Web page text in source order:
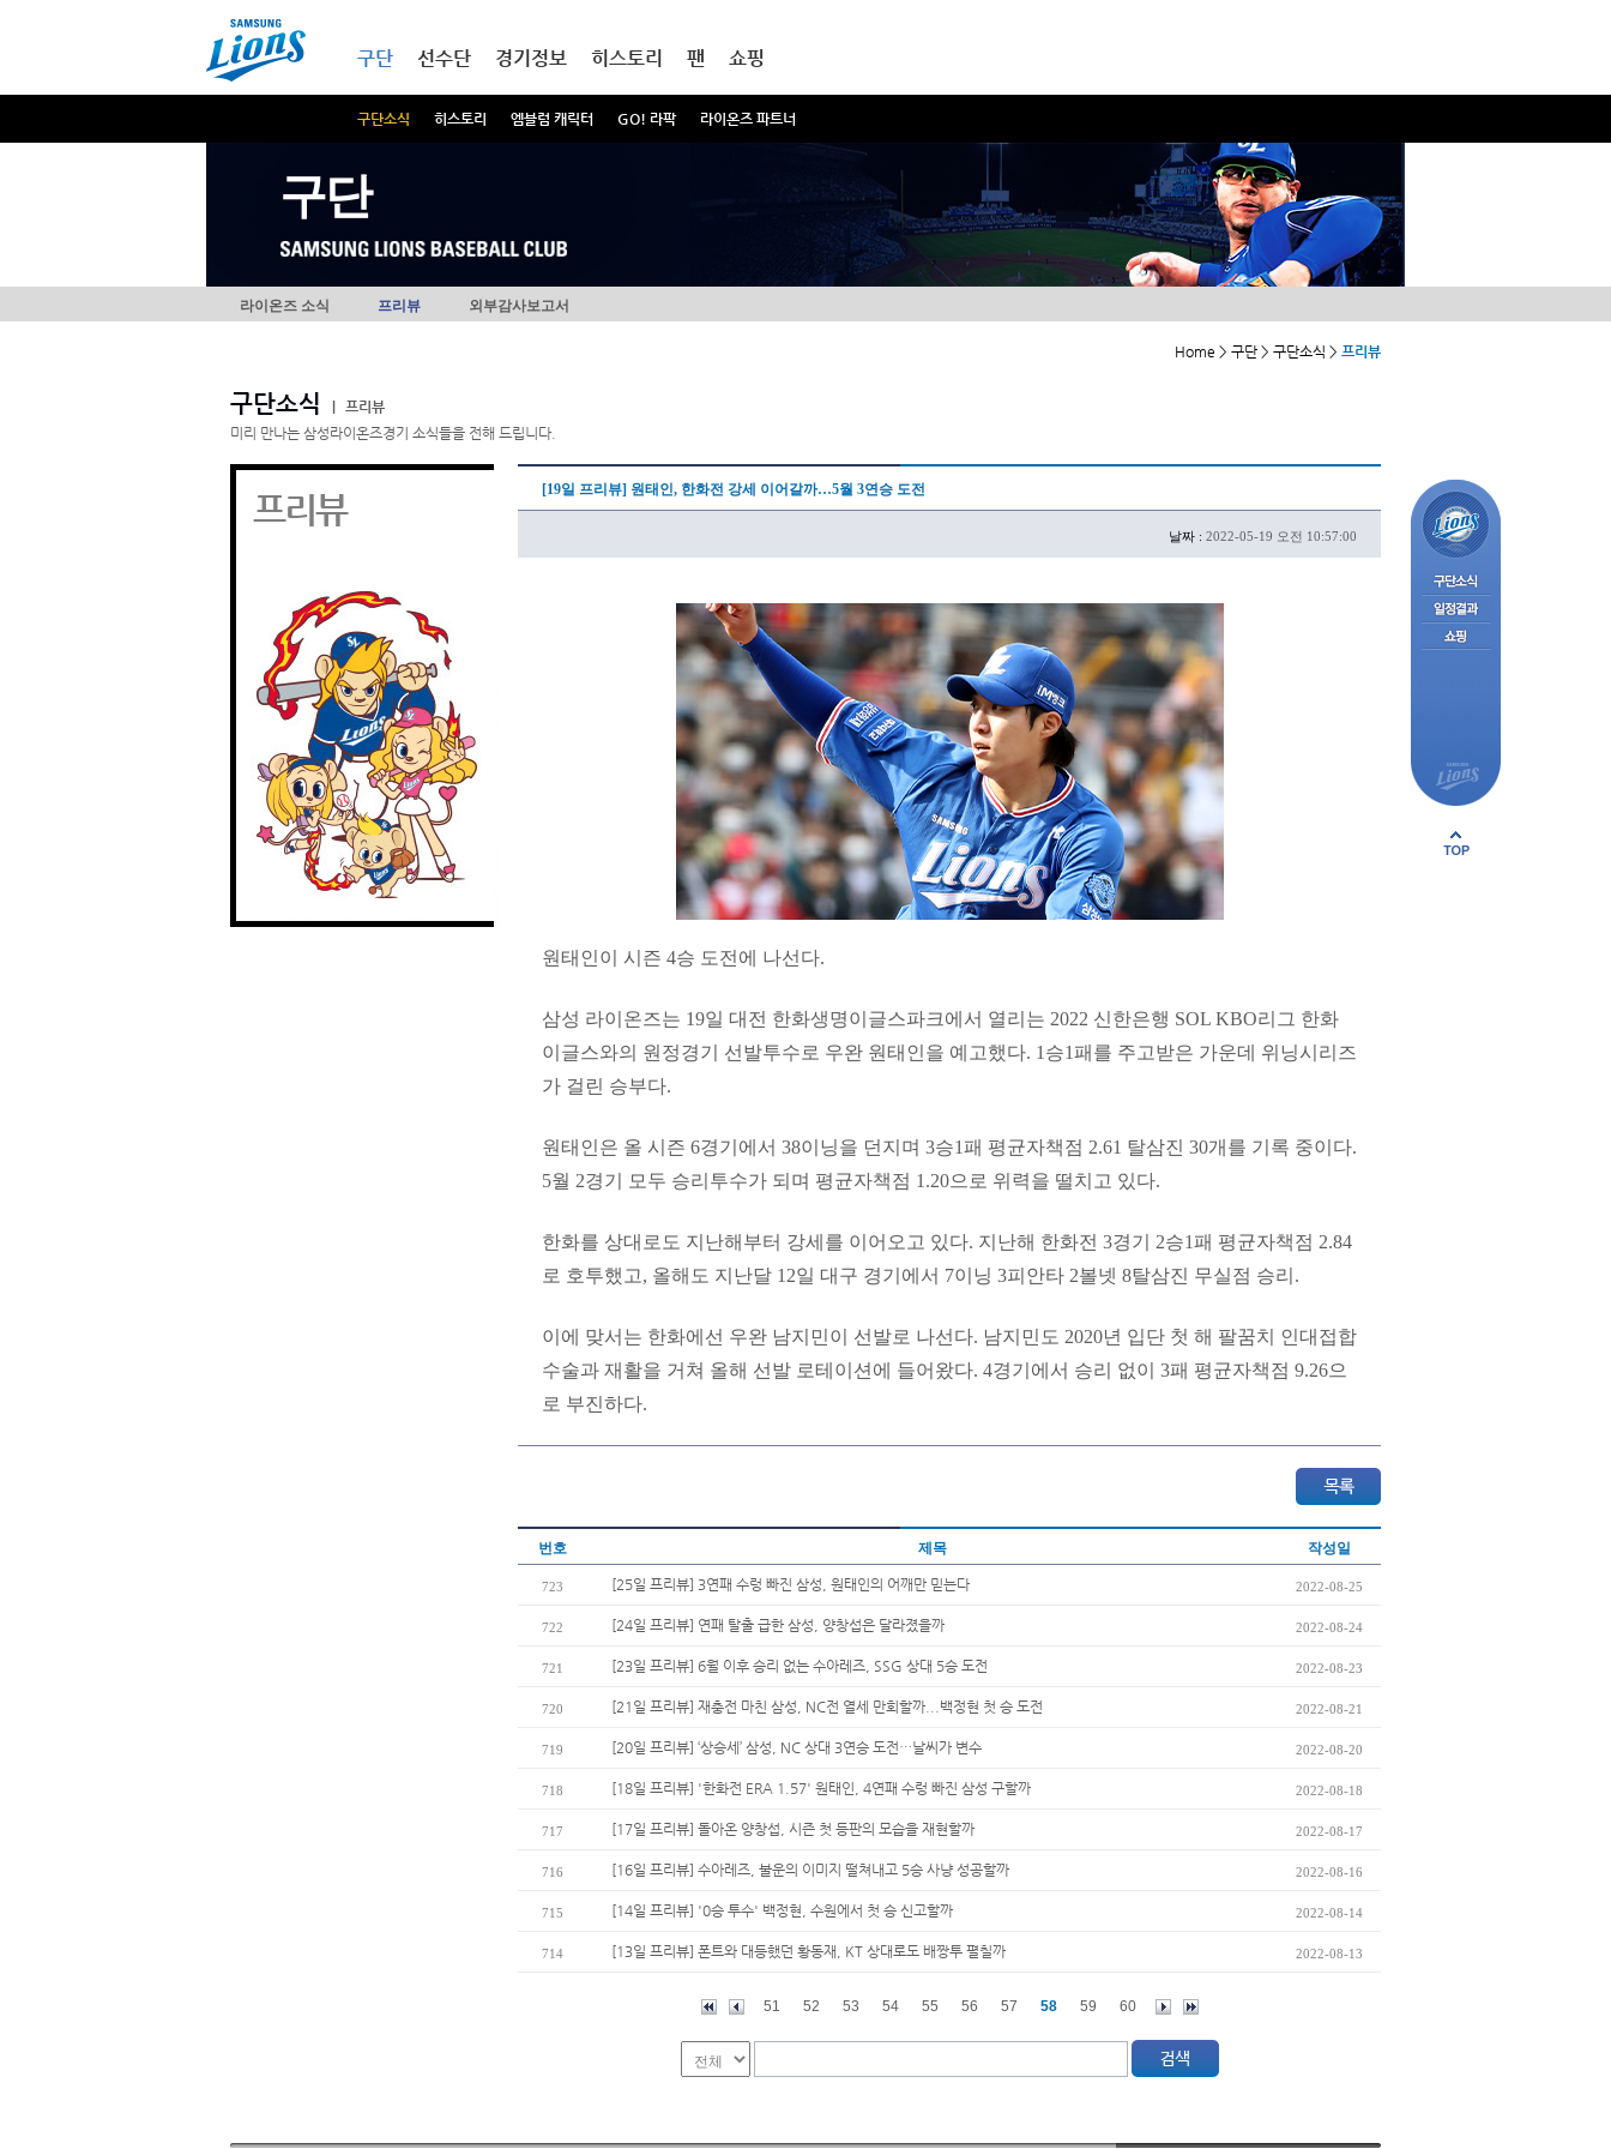
구단
구단소식 히스토리 엠블럼 캐릭터 GO! 라팍 라이온즈 파트너
선수단 경기정보 히스토리 팬 쇼핑
구단
라이온즈 소식 프리뷰 외부감사보고서
Home > 구단 > 구단소식 > 프리뷰
구단소식
프리뷰
미리 만나는 삼성라이온즈경기 소식들을 전해 드립니다.
프리뷰 [19일 프리뷰] 원태인, 한화전 강세 이어갈까…5월 3연승 도전
날짜 : 2022-05-19 오전 10:57:00
원태인이 시즌 4승 도전에 나선다.
삼성 라이온즈는 19일 대전 한화생명이글스파크에서 열리는 2022 신한은행 SOL KBO리그 한화
이글스와의 원정경기 선발투수로 우완 원태인을 예고했다. 1승1패를 주고받은 가운데 위닝시리즈
가 걸린 승부다.
원태인은 올 시즌 6경기에서 38이닝을 던지며 3승1패 평균자책점 2.61 탈삼진 30개를 기록 중이다.
5월 2경기 모두 승리투수가 되며 평균자책점 1.20으로 위력을 떨치고 있다.
한화를 상대로도 지난해부터 강세를 이어오고 있다. 지난해 한화전 3경기 2승1패 평균자책점 2.84
로 호투했고, 올해도 지난달 12일 대구 경기에서 7이닝 3피안타 2볼넷 8탈삼진 무실점 승리.
이에 맞서는 한화에선 우완 남지민이 선발로 나선다. 남지민도 2020년 입단 첫 해 팔꿈치 인대접합
수술과 재활을 거쳐 올해 선발 로테이션에 들어왔다. 4경기에서 승리 없이 3패 평균자책점 9.26으
로 부진하다.
번호 제목 작성일
723 [25일 프리뷰] 3연패 수렁 빠진 삼성, 원태인의 어깨만 믿는다 2022-08-25
722 [24일 프리뷰] 연패 탈출 급한 삼성, 양창섭은 달라졌을까 2022-08-24
721 [23일 프리뷰] 6월 이후 승리 없는 수아레즈, SSG 상대 5승 도전 2022-08-23
720 [21일 프리뷰] 재충전 마친 삼성, NC전 열세 만회할까...백정현 첫 승 도전 2022-08-21
719 [20일 프리뷰] ‘상승세’ 삼성, NC 상대 3연승 도전…날씨가 변수 2022-08-20
718 [18일 프리뷰] '한화전 ERA 1.57' 원태인, 4연패 수렁 빠진 삼성 구할까 2022-08-18
717 [17일 프리뷰] 돌아온 양창섭, 시즌 첫 등판의 모습을 재현할까 2022-08-17
716 [16일 프리뷰] 수아레즈, 불운의 이미지 떨쳐내고 5승 사냥 성공할까 2022-08-16
715 [14일 프리뷰] '0승 투수' 백정현, 수원에서 첫 승 신고할까 2022-08-14
714 [13일 프리뷰] 폰트와 대등했던 황동재, KT 상대로도 배짱투 펼칠까 2022-08-13
51 52 53 54 55 56 57 58 59 60